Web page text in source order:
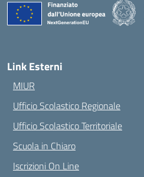
Link Esterni
MIUR
Ufficio Scolastico Regionale
Ufficio Scolastico Territoriale
Scuola in Chiaro
Iscrizioni On Line